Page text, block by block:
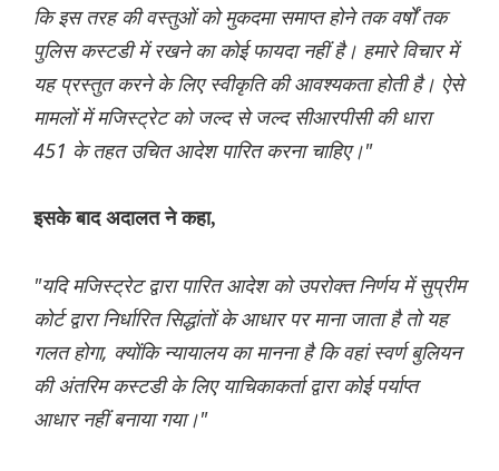
कि इस तरह की वस्तुओं को मुकदमा समाप्त होने तक वर्षों तक
पुलिस कस्टडी में रखने का कोई फायदा नहीं है। हमारे विचार में
यह प्रस्तुत करने के लिए स्वीकृति की आवश्यकता होती है। ऐसे
मामलों में मजिस्ट्रेट को जल्द से जल्द सीआरपीसी की धारा
451 के तहत उचित आदेश पारित करना चाहिए।"
इसके बाद अदालत ने कहा,
"यदि मजिस्ट्रेट द्वारा पारित आदेश को उपरोक्त निर्णय में सुप्रीम
कोर्ट द्वारा निर्धारित सिद्धांतों के आधार पर माना जाता है तो यह
गलत होगा, क्योंकि न्यायालय का मानना ​​​​है कि वहां स्वर्ण बुलियन
की अंतरिम कस्टडी के लिए याचिकाकर्ता द्वारा कोई पर्याप्त
आधार नहीं बनाया गया।"